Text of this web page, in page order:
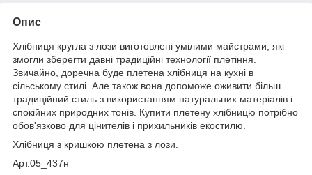
Опис
Хлібниця кругла з лози виготовлені умілими майстрами, які
змогли зберегти давні традиційні технології плетіння.
Звичайно, доречна буде плетена хлібниця на кухні в
сільському стилі. Але також вона допоможе оживити більш
традиційний стиль з використанням натуральних матеріалів і
спокійних природних тонів. Купити плетену хлібницю потрібно
обов'язково для цінителів і прихильників екостилю.
Хлібниця з кришкою плетена з лози.
Арт.05_437н